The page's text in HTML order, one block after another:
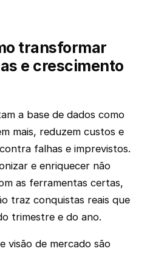
transformar
e crescimento
a base de dados como
mais, reduzem custos e
falhas e imprevistos.
e enriquecer não
as ferramentas certas,
traz conquistas reais que
trimestre e do ano.
visão de mercado são